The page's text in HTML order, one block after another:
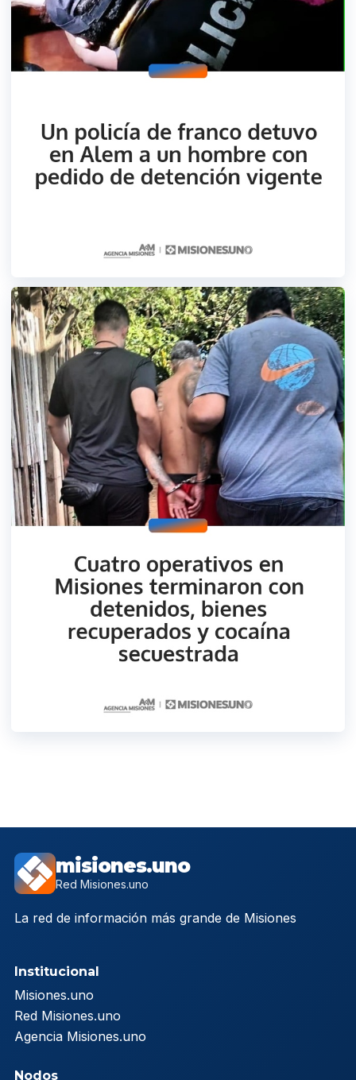
misiones.uno
Red Misiones.uno
La red de información más grande de Misiones
Institucional
Misiones.uno
Red Misiones.uno
Agencia Misiones.uno
Nodos